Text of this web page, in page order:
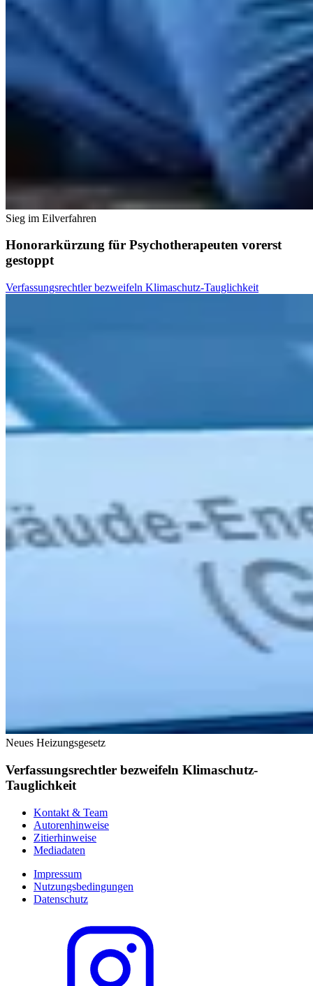
Sieg im Eilverfahren
Honorarkürzung für Psychotherapeuten vorerst
gestoppt
Verfassungsrechtler bezweifeln Klimaschutz-Tauglichkeit
Neues Heizungsgesetz
Verfassungsrechtler bezweifeln Klimaschutz-
Tauglichkeit
Kontakt & Team
Autorenhinweise
Zitierhinweise
Mediadaten
Impressum
Nutzungsbedingungen
Datenschutz